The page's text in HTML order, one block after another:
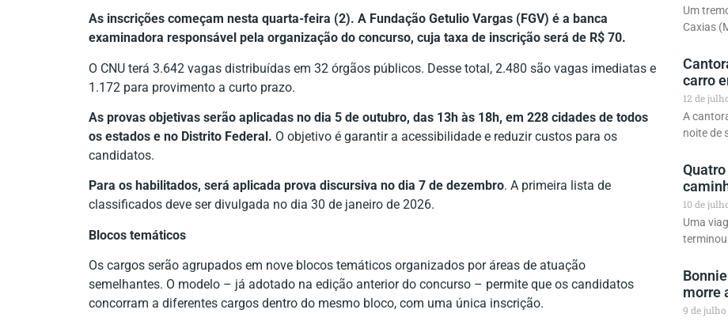
As inscrições começam nesta quarta-feira (2). A Fundação Getulio Vargas (FGV) é a banca
examinadora responsável pela organização do concurso, cuja taxa de inscrição será de R$ 70.
O CNU terá 3.642 vagas distribuídas em 32 órgãos públicos. Desse total, 2.480 são vagas imediatas e
1.172 para provimento a curto prazo.
As provas objetivas serão aplicadas no dia 5 de outubro, das 13h às 18h, em 228 cidades de todos
os estados e no Distrito Federal. O objetivo é garantir a acessibilidade e reduzir custos para os
candidatos.
Para os habilitados, será aplicada prova discursiva no dia 7 de dezembro. A primeira lista de
classificados deve ser divulgada no dia 30 de janeiro de 2026.
Blocos temáticos
Os cargos serão agrupados em nove blocos temáticos organizados por áreas de atuação
semelhantes. O modelo – já adotado na edição anterior do concurso – permite que os candidatos
concorram a diferentes cargos dentro do mesmo bloco, com uma única inscrição.
Um
Caxias
carro
12 de
A
noite de
10 de
Uma
morre
9 de julho